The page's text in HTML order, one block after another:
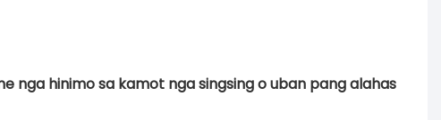
hinimo sa kamot nga singsing o uban pang alahas